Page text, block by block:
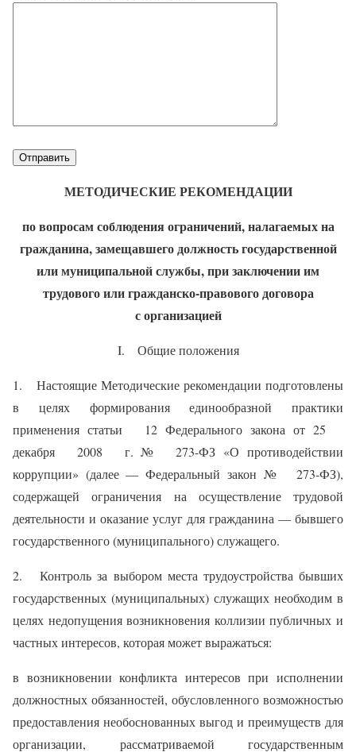
МЕТОДИЧЕСКИЕ РЕКОМЕНДАЦИИ
по вопросам соблюдения ограничений, налагаемых на
гражданина, замещавшего должность государственной
или муниципальной службы, при заключении им
трудового или гражданско-правового договора
с организацией
I. Общие положения
1. Настоящие Методические рекомендации подготовлены
в целях формирования единообразной практики
применения статьи 12 Федерального закона от 25
декабря 2008 г. № 273-ФЗ «О противодействии
коррупции» (далее — Федеральный закон № 273-ФЗ),
содержащей ограничения на осуществление трудовой
деятельности и оказание услуг для гражданина — бывшего
государственного (муниципального) служащего.
2. Контроль за выбором места трудоустройства бывших
государственных (муниципальных) служащих необходим в
целях недопущения возникновения коллизии публичных и
частных интересов, которая может выражаться:
в возникновении конфликта интересов при исполнении
должностных обязанностей, обусловленного возможностью
предоставления необоснованных выгод и преимуществ для
организации, рассматриваемой государственным